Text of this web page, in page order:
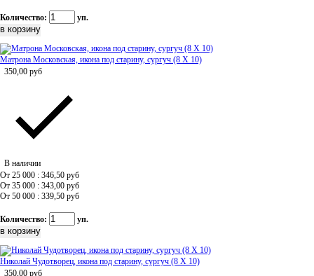
Количество: уп.
Матрона Московская, икона под старину, сургуч (8 Х 10)
350,00 руб
В наличии
От 25 000 : 346,50 руб
От 35 000 : 343,00 руб
От 50 000 : 339,50 руб
Количество: уп.
Николай Чудотворец, икона под старину, сургуч (8 Х 10)
350,00 руб